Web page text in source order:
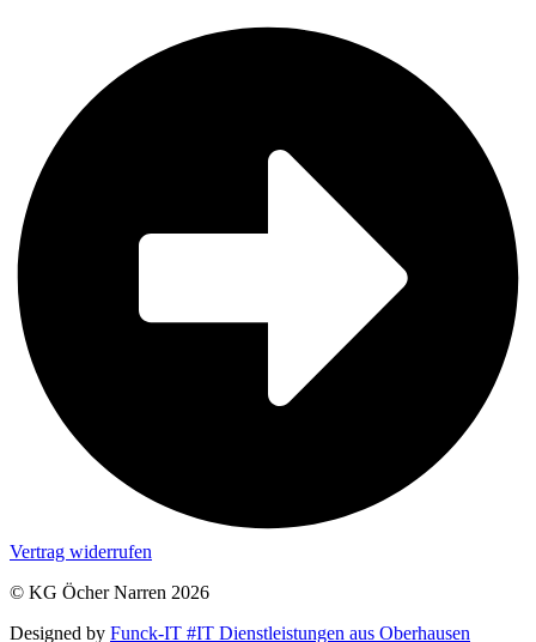
Vertrag widerrufen
© KG Öcher Narren 2026
Designed by Funck-IT #IT Dienstleistungen aus Oberhausen